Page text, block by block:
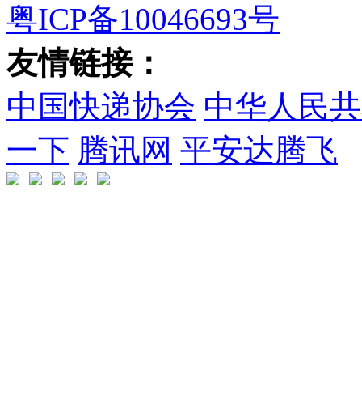
粤ICP备10046693号
友情链接：
中国快递协会 中华人民
一下 腾讯网 平安达腾飞